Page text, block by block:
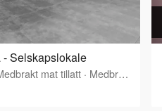
Selskapslokale
mat tillatt · Medbrakt drikke tillatt